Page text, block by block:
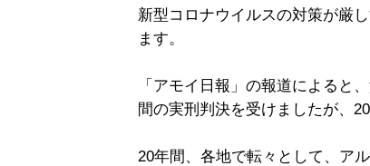
新型コロナウイルスの対策が厳
ます。
「アモイ日報」の報道によると
間の実刑判決を受けましたが、
20年間、各地で転々として、ア